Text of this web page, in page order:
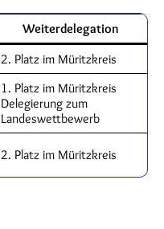
Weiterdelegation
2. Platz im Müritzkreis
1. Platz im Müritzkreis
Delegierung zum
Landeswettbewerb
2. Platz im Müritzkreis